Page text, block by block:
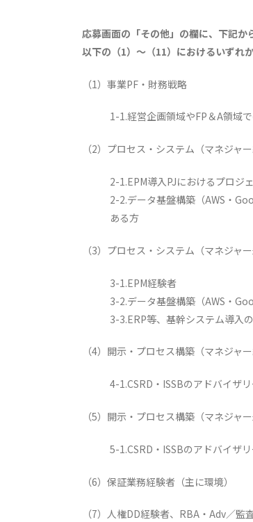
応募画面の「その他」の欄に、下記か
以下の（1）～（11）におけるいずれ
（1）事業PF・財務戦略
1-1.経営企画領域やFP＆A領域
（2）プロセス・システム（マネジャ
2-1.EPM導入PJにおけるプロジ
2-2.データ基盤構築（AWS・
ある方
（3）プロセス・システム（マネジャ
3-1.EPM経験者
3-2.データ基盤構築（AWS・
3-3.ERP等、基幹システム導入
（4）開示・プロセス構築（マネジャー
4-1.CSRD・ISSBのアドバイザ
（5）開示・プロセス構築（マネジャー
5-1.CSRD・ISSBのアドバイザ
（6）保証業務経験者（主に環境）
（7）人権DD経験者、RBA・Adv／監